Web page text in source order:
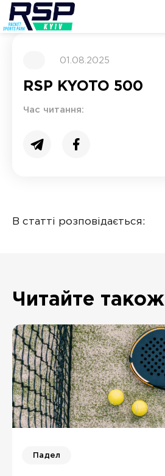
01.08.2025
RSP KYOTO 500
Час читання:
В статті розповідається:
Читайте також
Падел